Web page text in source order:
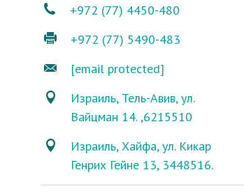
+972 (77) 4450-480
+972 (77) 5490-483
[email protected]
Израиль, Тель-Авив, ул.
Вайцман 14. ,6215510
Израиль, Хайфа, ул. Кикар
Генрих Гейне 13, 3448516.